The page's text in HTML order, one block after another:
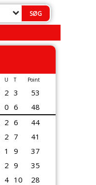
U T Point
2 3
53
0 6
48
2 6
44
2 7
41
1 9
37
2 9
35
4 10
28